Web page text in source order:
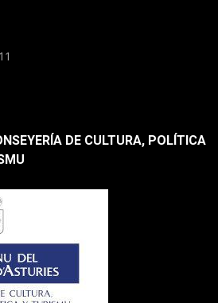
DE CULTURA, POLÍTICA